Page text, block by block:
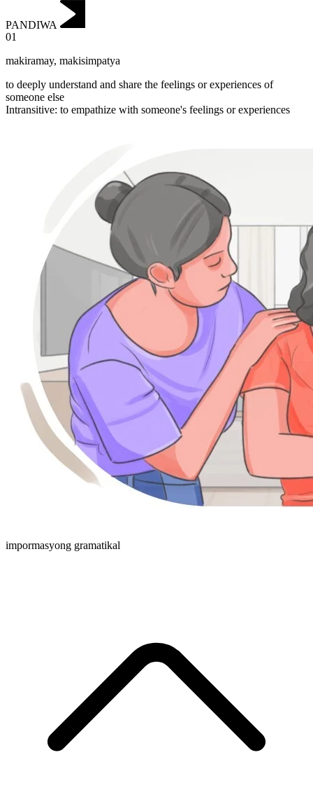
PANDIWA
01
makiramay, makisimpatya
to deeply understand and share the feelings or experiences of
someone else
Intransitive: to empathize with someone's feelings or experiences
impormasyong gramatikal